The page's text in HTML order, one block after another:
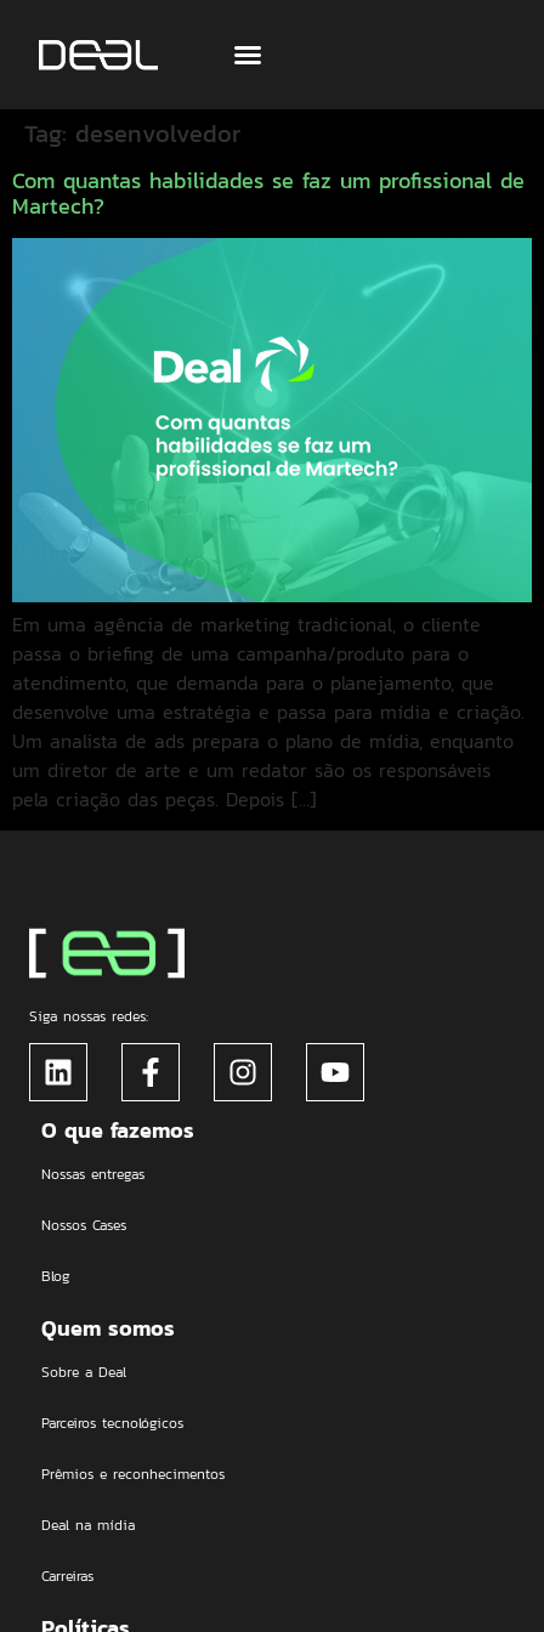
Tag: desenvolvedor
Com quantas habilidades se faz um profissional de
Martech?
Em uma agência de marketing tradicional, o cliente
passa o briefing de uma campanha/produto para o
atendimento, que demanda para o planejamento, que
desenvolve uma estratégia e passa para mídia e criação.
Um analista de ads prepara o plano de mídia, enquanto
um diretor de arte e um redator são os responsáveis
pela criação das peças. Depois […]
Siga nossas redes:
O que fazemos
Nossas entregas
Nossos Cases
Blog
Quem somos
Sobre a Deal
Parceiros tecnológicos
Prêmios e reconhecimentos
Deal na mídia
Carreiras